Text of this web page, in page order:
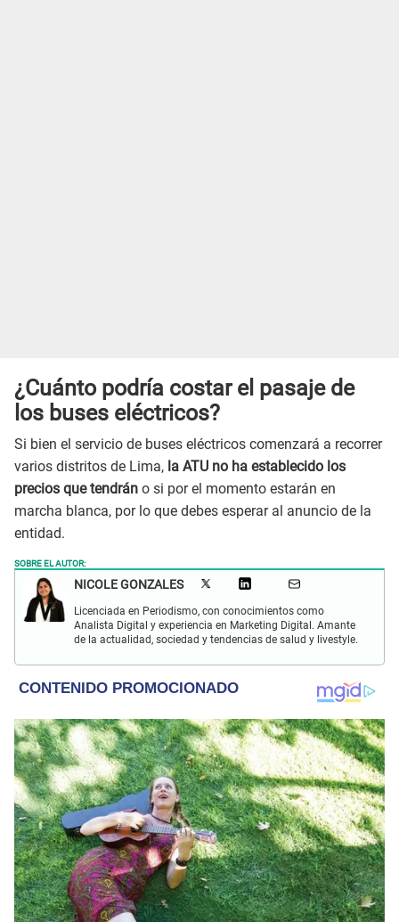
¿Cuánto podría costar el pasaje de
los buses eléctricos?
Si bien el servicio de buses eléctricos comenzará a recorrer
varios distritos de Lima, la ATU no ha establecido los
precios que tendrán o si por el momento estarán en
marcha blanca, por lo que debes esperar al anuncio de la
entidad.
SOBRE EL AUTOR:
NICOLE GONZALES
Licenciada en Periodismo, con conocimientos como
Analista Digital y experiencia en Marketing Digital. Amante
de la actualidad, sociedad y tendencias de salud y livestyle.